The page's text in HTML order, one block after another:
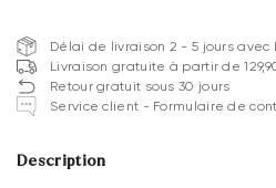
Délai de livraison 2 - 5 jours avec
Livraison gratuite à partir de
Retour gratuit sous 30 jours
Service client - Formulaire de
Description